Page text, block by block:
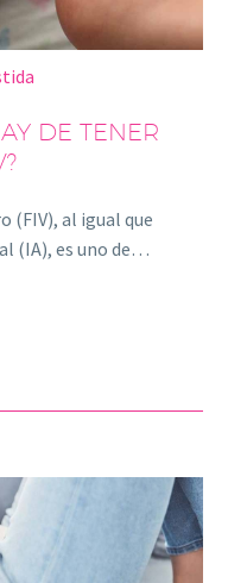
DE TENER
(FIV), al igual que
(IA), es uno de…